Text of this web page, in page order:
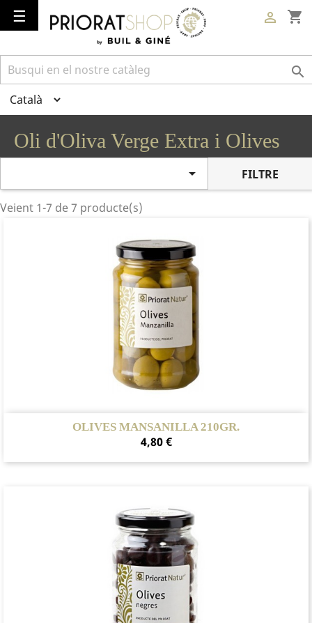
shopping_cart

Toggle
navigation
☰

Oli d'Oliva Verge Extra i Olives
 FILTRE
Veient 1-7 de 7 producte(s)
OLIVES MANSANILLA 210GR.
Preu
4,80 €